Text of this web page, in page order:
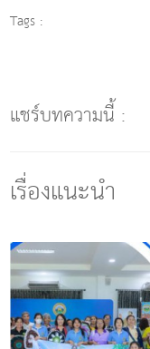
Tags :
แชร์บทความนี้ :
เรื่องแนะนำ